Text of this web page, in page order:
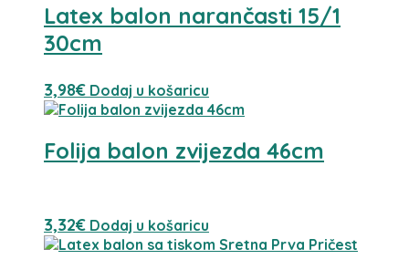
Latex balon narančasti 15/1
30cm
3,98€ Dodaj u košaricu
Folija balon zvijezda 46cm
3,32€ Dodaj u košaricu